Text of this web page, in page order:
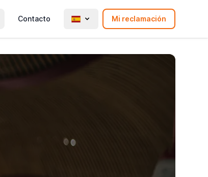
Contacto Mi reclamación